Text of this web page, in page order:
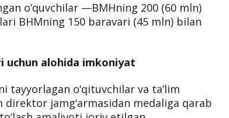
o‘quvchilar —BMHning 200 (60 mln)
BHMning 150 baravari (45 mln) bilan
uchun alohida imkoniyat
tayyorlagan o‘qituvchilar va ta’lim
jamg‘armasidan medaliga qarab